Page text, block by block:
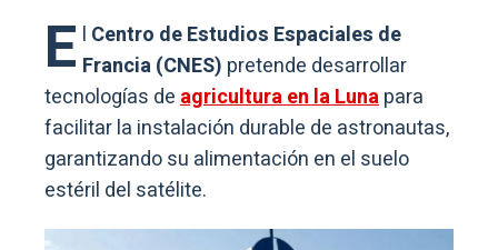
E l Centro de Estudios Espaciales de
Francia (CNES) pretende desarrollar
tecnologías deagricultura en la Lunapara
facilitar la instalación durable de astronautas,
garantizando su alimentación en el suelo
estéril del satélite.